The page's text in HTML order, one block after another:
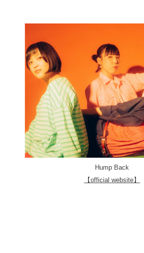
Hump Back
【official website】